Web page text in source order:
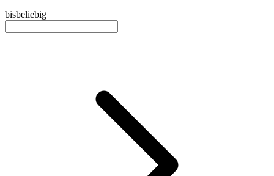
bisbeliebig